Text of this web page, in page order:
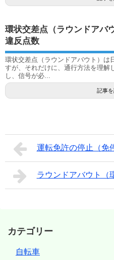
環状交差点（ラウンドアバ
違反点数
環状交差点（ラウンドアバウト）は
すが、それだけに、通行方法を理解
し、信号が必...
記事
運転免許の停止（免
ラウンドアバウト（
カテゴリー
自転車